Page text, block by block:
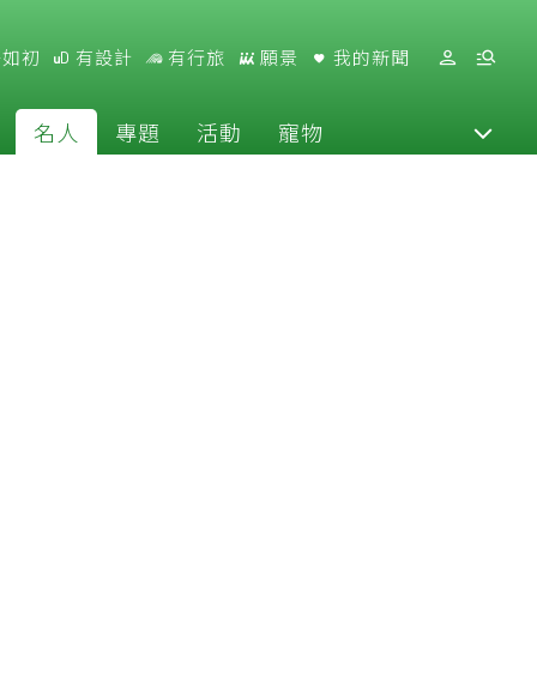
初 有設計 有行旅 願景 我的新聞
名人 專題 活動 寵物